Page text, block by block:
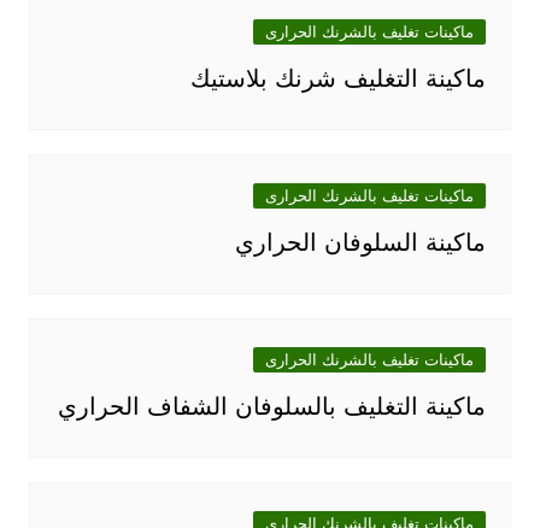
ماكينات تغليف بالشرنك الحرارى
ماكينة التغليف شرنك بلاستيك
ماكينات تغليف بالشرنك الحرارى
ماكينة السلوفان الحراري
ماكينات تغليف بالشرنك الحرارى
ماكينة التغليف بالسلوفان الشفاف الحراري
ماكينات تغليف بالشرنك الحرارى